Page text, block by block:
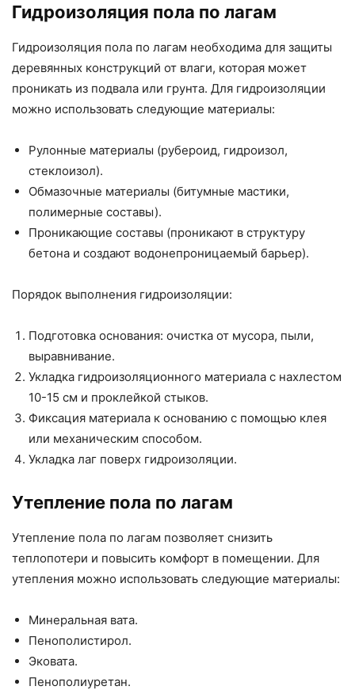
Гидроизоляция пола по лагам
Гидроизоляция пола по лагам необходима для защиты
деревянных конструкций от влаги, которая может
проникать из подвала или грунта. Для гидроизоляции
можно использовать следующие материалы:
Рулонные материалы (рубероид, гидроизол,
стеклоизол).
Обмазочные материалы (битумные мастики,
полимерные составы).
Проникающие составы (проникают в структуру
бетона и создают водонепроницаемый барьер).
Порядок выполнения гидроизоляции:
Подготовка основания: очистка от мусора, пыли,
выравнивание.
Укладка гидроизоляционного материала с нахлестом
10-15 см и проклейкой стыков.
Фиксация материала к основанию с помощью клея
или механическим способом.
Укладка лаг поверх гидроизоляции.
Утепление пола по лагам
Утепление пола по лагам позволяет снизить
теплопотери и повысить комфорт в помещении. Для
утепления можно использовать следующие материалы:
Минеральная вата.
Пенополистирол.
Эковата.
Пенополиуретан.